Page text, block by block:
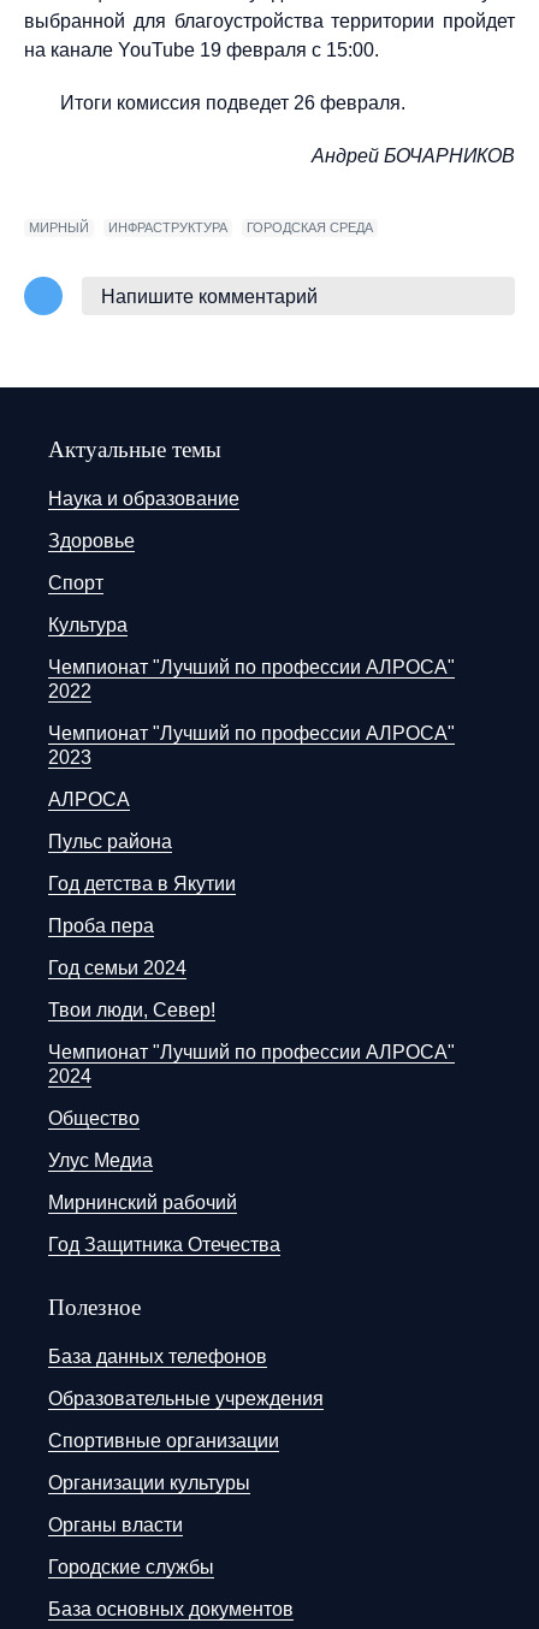
выбранной для благоустройства территории пройдет
на канале YouTube 19 февраля с 15:00.
Итоги комиссия подведет 26 февраля.
Андрей БОЧАРНИКОВ
МИРНЫЙ ИНФРАСТРУКТУРА ГОРОДСКАЯ СРЕДА
Напишите комментарий
Актуальные темы
Наука и образование
Здоровье
Спорт
Культура
Чемпионат "Лучший по профессии АЛРОСА"
2022
Чемпионат "Лучший по профессии АЛРОСА"
2023
АЛРОСА
Пульс района
Год детства в Якутии
Проба пера
Год семьи 2024
Твои люди, Север!
Чемпионат "Лучший по профессии АЛРОСА"
2024
Общество
Улус Медиа
Мирнинский рабочий
Год Защитника Отечества
Полезное
База данных телефонов
Образовательные учреждения
Спортивные организации
Организации культуры
Органы власти
Городские службы
База основных документов